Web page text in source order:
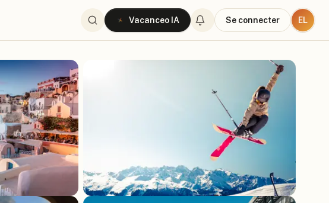
Vacanceo IA Se connecter EL